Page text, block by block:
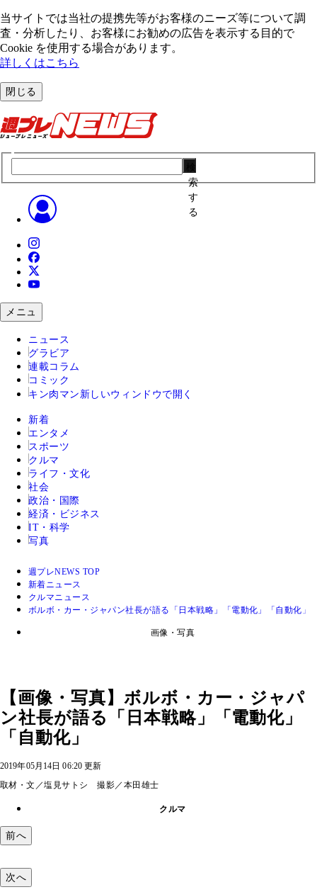
当サイトでは当社の提携先等がお客様のニーズ等について調
査・分析したり、お客様にお勧めの広告を表⽰する⽬的で
Cookie を使⽤する場合があります。
詳しくはこちら
閉じる
索
す
る
メニュ
ニュース
グラビア
連載コラム
コミック
キン肉マン 新しいウィンドウで開く
新着
エンタメ
スポーツ
クルマ
ライフ・文化
社会
政治・国際
経済・ビジネス
IT・科学
写真
週プレNEWS TOP
新着ニュース
クルマニュース
ボルボ・カー・ジャパン社長が語る「日本戦略」「電動化」「自動化」
画像・写真
【画像・写真】ボルボ・カー・ジャパ
ン社長が語る「日本戦略」「電動化」
「自動化」
2019年05月14日 06:20 更新
取材・文／塩見サトシ 撮影／本田雄士
クルマ
前へ
次へ